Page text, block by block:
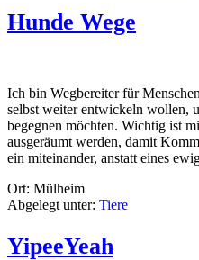
Hunde Wege
Ich bin Wegbereiter für
selbst weiter entwickeln wollen,
begegnen möchten. Wichtig ist
ausgeräumt werden, damit
ein miteinander, anstatt eines
Ort: Mülheim
Abgelegt unter: Tiere
YipeeYeah